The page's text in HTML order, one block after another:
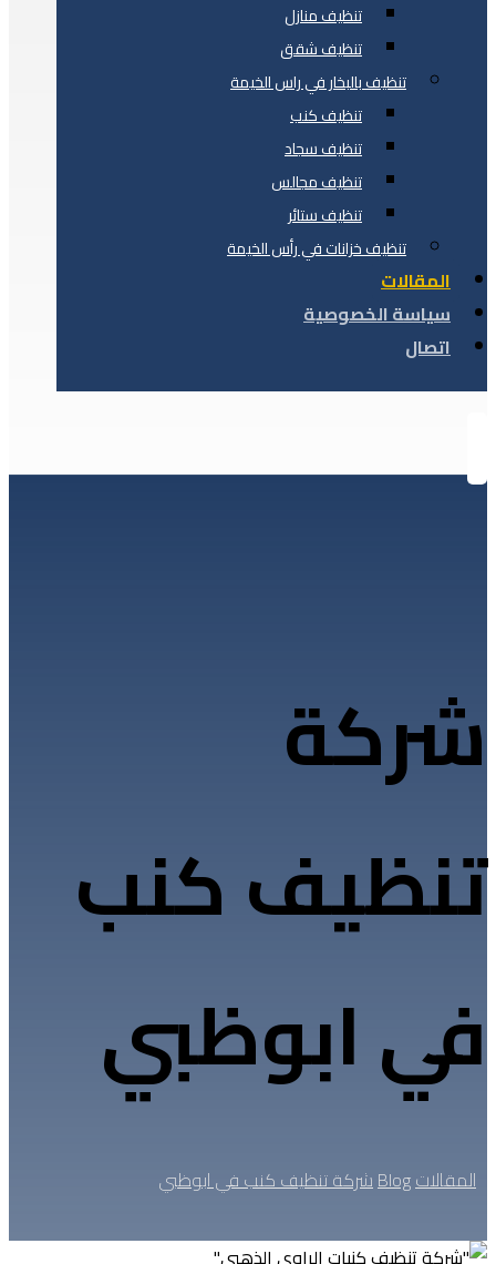
تنظيف منازل
تنظيف شقق
تنظيف بالبخار في راس الخيمة
تنظيف كنب
تنظيف سجاد
تنظيف مجالس
تنظيف ستائر
تنظيف خزانات في رأس الخيمة
المقالات
سياسة الخصوصية
اتصال
شركة
تنظيف كنب
في ابوظبي
المقالاتBlogشركة تنظيف كنب في ابوظبي